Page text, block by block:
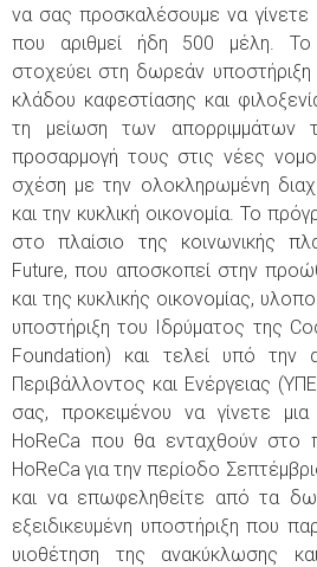
να σας προσκαλέσουμε να γίνετε
που αριθμεί ήδη 500 μέλη.
στοχεύει στη δωρεάν
κλάδου καφεστίασης και
τη μείωση των απορριμμάτων
προσαρμογή τους στις νέες
σχέση με την ολοκληρωμένη
και την κυκλική οικονομία. Το
στο πλαίσιο της κοινωνικής
Future, που αποσκοπεί στην
και της κυκλικής οικονομίας,
υποστήριξη του Ιδρύματος της
Foundation) και τελεί υπό την
Περιβάλλοντος και Ενέργειας
σας, προκειμένου να γίνετε μια
HoReCa που θα ενταχθούν στο
HoReCa για την περίοδο
και να επωφεληθείτε από τα
εξειδικευμένη υποστήριξη που
υιοθέτηση της ανακύκλωσης